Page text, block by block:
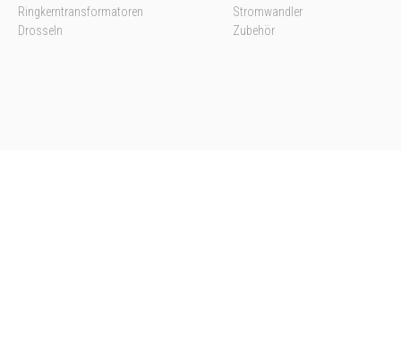
Ringkerntransformatoren
Drosseln
Stromwandler
Zubehör